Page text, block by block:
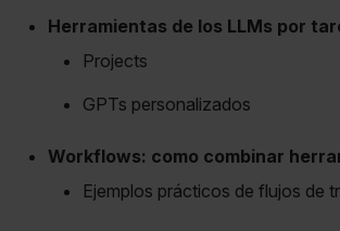
Herramientas de los LLMs por
Projects
GPTs personalizados
Workflows: como combinar
Ejemplos prácticos de flujos de